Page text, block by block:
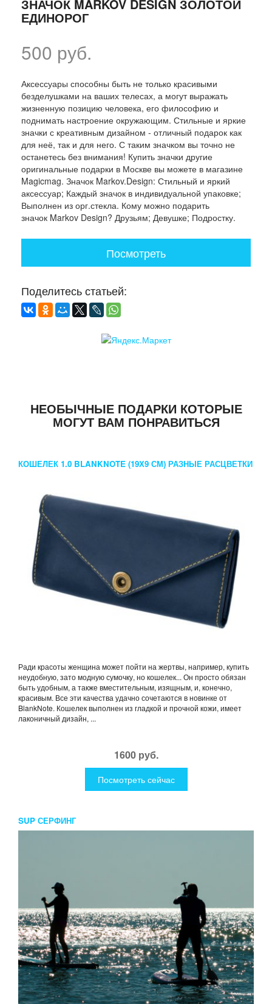
ЗНАЧОК MARKOV DESIGN ЗОЛОТОЙ
ЕДИНОРОГ
500 руб.
Аксессуары способны быть не только красивыми
безделушками на ваших телесах, а могут выражать
жизненную позицию человека, его философию и
поднимать настроение окружающим. Стильные и яркие
значки с креативным дизайном - отличный подарок как
для неё, так и для него. С таким значком вы точно не
останетесь без внимания! Купить значки другие
оригинальные подарки в Москве вы можете в магазине
Magicmag. Значок Markov.Design: Стильный и яркий
аксессуар; Каждый значок в индивидуальной упаковке;
Выполнен из орг.стекла. Кому можно подарить
значок Markov Design? Друзьям; Девушке; Подростку.
Посмотреть
Поделитесь статьей:
НЕОБЫЧНЫЕ ПОДАРКИ КОТОРЫЕ
МОГУТ ВАМ ПОНРАВИТЬСЯ
КОШЕЛЕК 1.0 BLANKNOTE (19Х9 СМ) РАЗНЫЕ РАСЦВЕТКИ
Ради красоты женщина может пойти на жертвы, например, купить
неудобную, зато модную сумочку, но кошелек... Он просто обязан
быть удобным, а также вместительным, изящным, и, конечно,
красивым. Все эти качества удачно сочетаются в новинке от
BlankNote. Кошелек выполнен из гладкой и прочной кожи, имеет
лаконичный дизайн, ...
1600 руб.
Посмотреть сейчас
SUP СЕРФИНГ